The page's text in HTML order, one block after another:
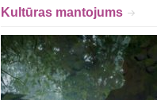
Kultūras mantojums